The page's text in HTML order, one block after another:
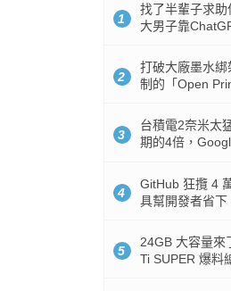
1
找了半輩子求
大男子靠
2
打破大廠墨水
制的「Open
3
台積電2奈米太
期的4倍，
4
GitHub 狂攬 4
具幫開發者省下
5
24GB 大容量來
Ti SUPER 爆料